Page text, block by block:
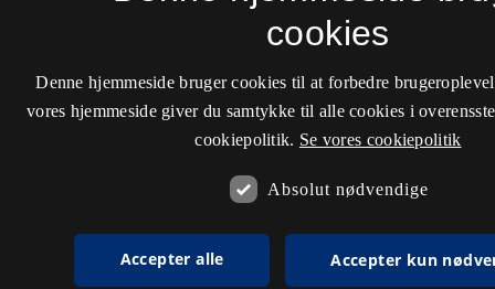
cookies
Denne hjemmeside bruger cookies til at forbedre
vores hjemmeside giver du samtykke til alle cookies i
cookiepolitik. Se vores cookiepolitik
Absolut nødvendige
Accepter alle Accepter kun